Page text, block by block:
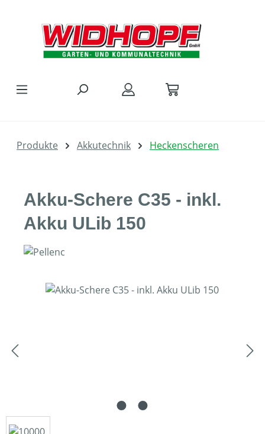
Produkte Akkutechnik Heckenscheren
Akku-Schere C35 - inkl.
Akku ULib 150
Bildergalerie überspringen